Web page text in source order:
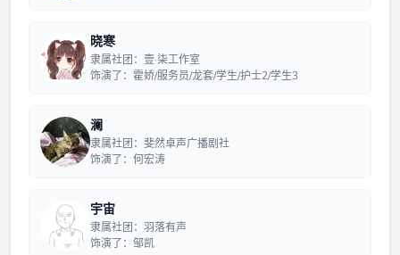
晓寒
隶属社团：壹·柒工作室
饰演了：霍娇/服务员/龙套/学生/护士2/学生3
澜
隶属社团：斐然卓声广播剧社
饰演了：何宏涛
宇宙
隶属社团：羽落有声
饰演了：邹凯